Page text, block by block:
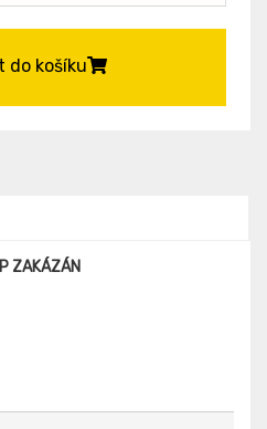
do košíku
ZAKÁZÁN